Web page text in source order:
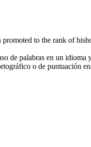
promoted to the rank of
de palabras en un idioma
o de puntuación